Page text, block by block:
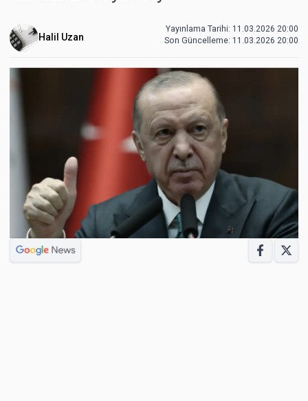
Halil Uzan
Yayınlama Tarihi: 11.03.2026 20:00
Son Güncelleme: 11.03.2026 20:00